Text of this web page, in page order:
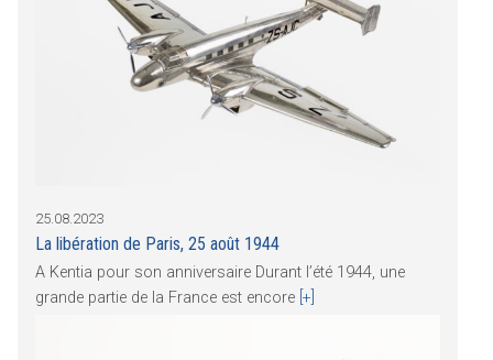
25.08.2023
La libération de Paris, 25 août 1944
A Kentia pour son anniversaire Durant l’été 1944, une
grande partie de la France est encore [+]